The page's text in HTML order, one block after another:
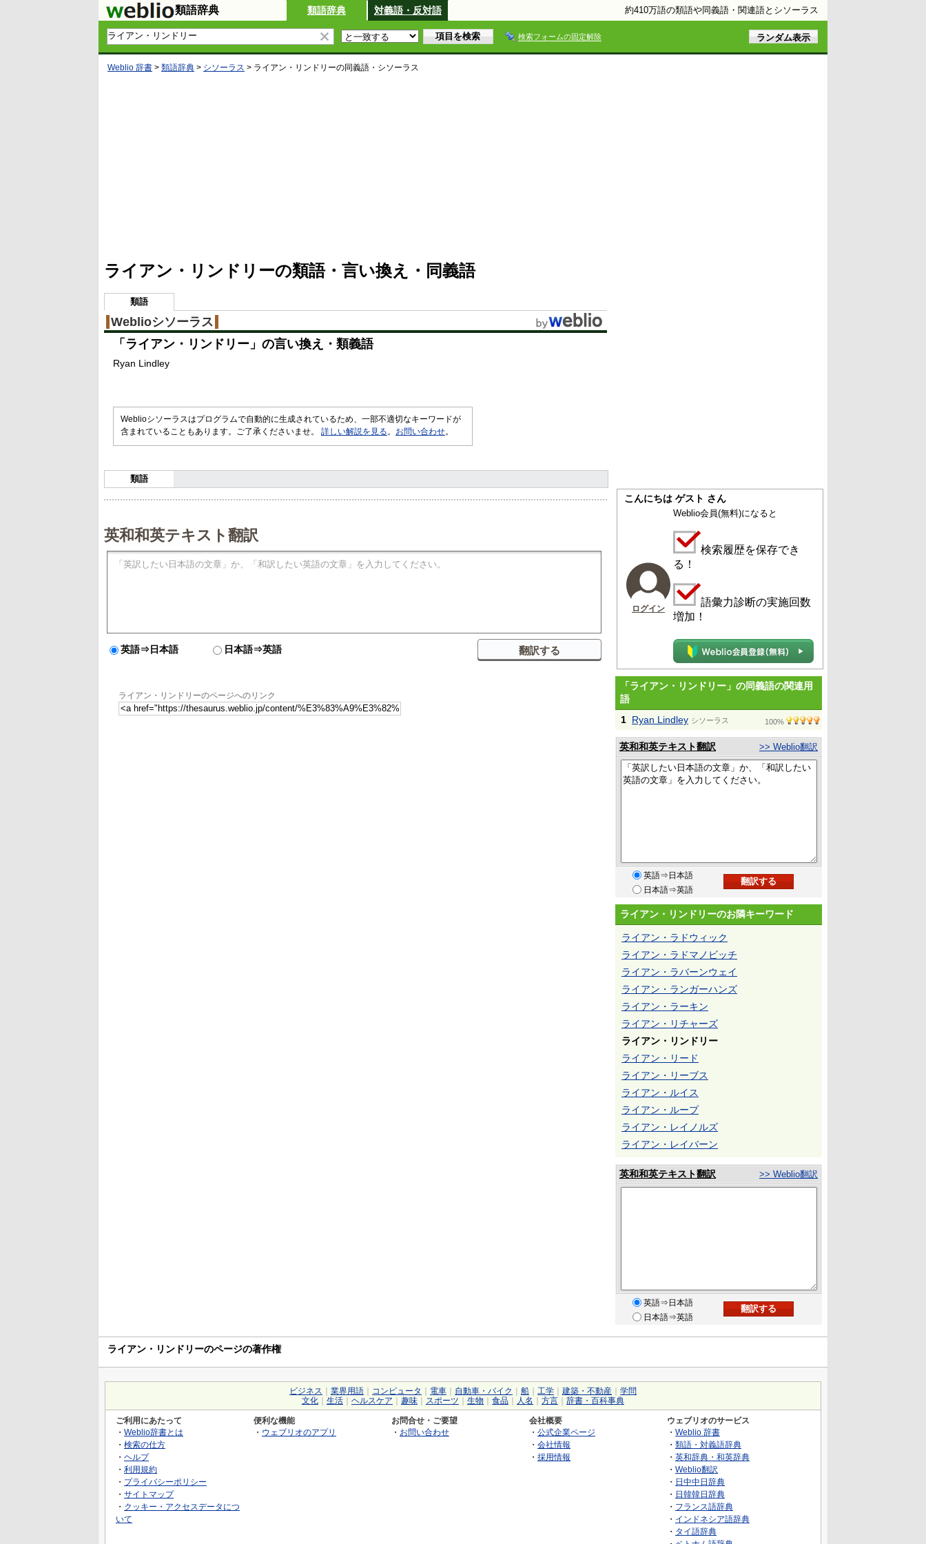
類語辞典 類語辞典 対義語・反対語 約410万語の類語や同義語・関連語とシソーラス
検索フォームの固定解除
Weblio 辞書 > 類語辞典 > シソーラス > ライアン・リンドリーの同義語・シソーラス
4
5
%
ライアン・リンドリーの類語・言い換え・同義語
類語
Weblioシソーラス
「 ライアン・リンドリー 」の言い換え・類義語
Ryan Lindley
Weblioシソーラスはプログラムで自動的に生成されているため、一部不適切なキーワードが
含まれていることもあります。ご了承くださいませ。 詳しい解説を見る 。 お問い合わせ。
類語
英和和英テキスト翻訳
英語⇒日本語 日本語⇒英語
ライアン・リンドリーのページへのリンク
こんにちは ゲスト さん
ログイン
Weblio会員(無料)になると
検索履歴を保存でき
る！
語彙力診断の実施回数
増加！
「ライアン・リンドリー」の同義語の関連用
語
1 Ryan Lindley シソーラス 100%
英和和英テキスト翻訳 >> Weblio翻訳
英語⇒日本語
日本語⇒英語
ライアン・リンドリーのお隣キーワード
ライアン・ラドウィック
ライアン・ラドマノビッチ
ライアン・ラバーンウェイ
ライアン・ランガーハンズ
ライアン・ラーキン
ライアン・リチャーズ
ライアン・リンドリー
ライアン・リード
ライアン・リーブス
ライアン・ルイス
ライアン・ループ
ライアン・レイノルズ
ライアン・レイバーン
英和和英テキスト翻訳 >> Weblio翻訳
英語⇒日本語
日本語⇒英語
ライアン・リンドリーのページの著作権
ビジネス 業界用語 コンピュータ 電車 自動車・バイク 船 工学 建築・不動産
学問
文化
生活 ヘルスケア 趣味 スポーツ 生物 食品 人名 方言 辞書・百科事典
ご利用にあたって
・ Weblio辞書とは
・ 検索の仕方
・ ヘルプ
・ 利用規約
・ プライバシーポリシー
・ サイトマップ
・ クッキー・アクセスデータにつ
いて
便利な機能
・ ウェブリオのアプリ
お問合せ・ご要望
・ お問い合わせ
会社概要
・ 公式企業ページ
・ 会社情報
・ 採用情報
ウェブリオのサービス
・ Weblio 辞書
・ 類語・対義語辞典
・ 英和辞典・和英辞典
・ Weblio翻訳
・ 日中中日辞典
・ 日韓韓日辞典
・ フランス語辞典
・ インドネシア語辞典
・ タイ語辞典